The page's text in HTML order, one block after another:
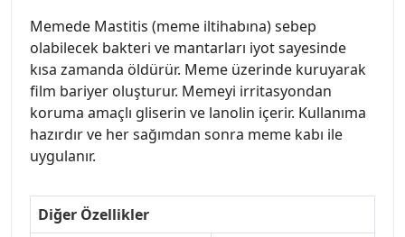
Memede Mastitis (meme iltihabına) sebep
olabilecek bakteri ve mantarları iyot sayesinde
kısa zamanda öldürür. Meme üzerinde kuruyarak
film bariyer oluşturur. Memeyi irritasyondan
koruma amaçlı gliserin ve lanolin içerir. Kullanıma
hazırdır ve her sağımdan sonra meme kabı ile
uygulanır.
Diğer Özellikler